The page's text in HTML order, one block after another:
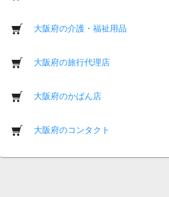
大阪府の介護・福祉用品
大阪府の旅行代理店
大阪府のかばん店
大阪府のコンタクト